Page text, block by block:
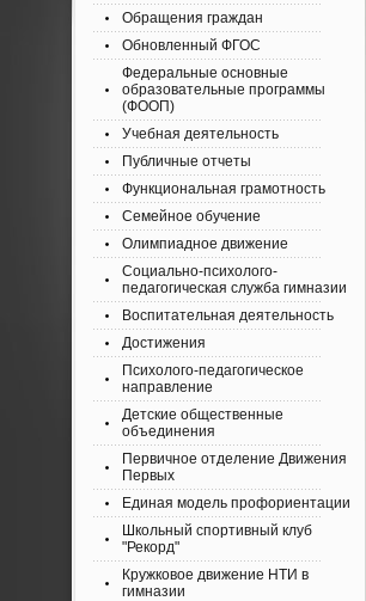
Обращения граждан
Обновленный ФГОС
Федеральные основные
образовательные программы
(ФООП)
Учебная деятельность
Публичные отчеты
Функциональная грамотность
Семейное обучение
Олимпиадное движение
Социально-психолого-
педагогическая служба гимназии
Воспитательная деятельность
Достижения
Психолого-педагогическое
направление
Детские общественные
объединения
Первичное отделение Движения
Первых
Единая модель профориентации
Школьный спортивный клуб
"Рекорд"
Кружковое движение НТИ в
гимназии